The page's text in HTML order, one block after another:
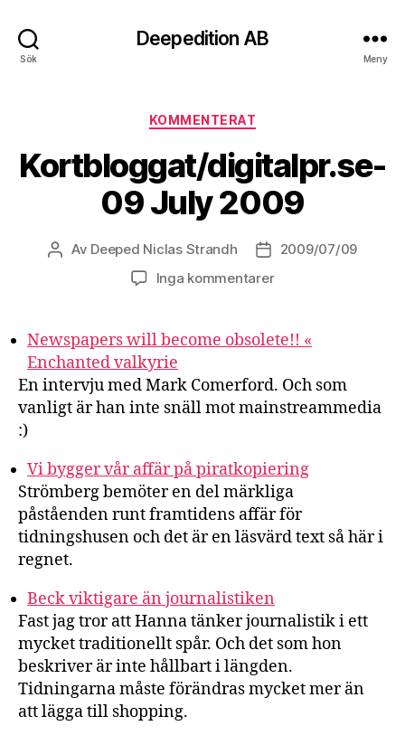
Sök
Deepedition AB
Meny
Kategorier
KOMMENTERAT
Kortbloggat/digitalpr.se-
09 July 2009
Inläggsförfattare
Av Deeped Niclas Strandh Inläggsdatum
2009/07/09
Inga kommentarer
Newspapers will become obsolete!! «
Enchanted valkyrie
En intervju med Mark Comerford. Och som
vanligt är han inte snäll mot mainstreammedia
:)
Vi bygger vår affär på piratkopiering
Strömberg bemöter en del märkliga
påståenden runt framtidens affär för
tidningshusen och det är en läsvärd text så här i
regnet.
Beck viktigare än journalistiken
Fast jag tror att Hanna tänker journalistik i ett
mycket traditionellt spår. Och det som hon
beskriver är inte hållbart i längden.
Tidningarna måste förändras mycket mer än
att lägga till shopping.